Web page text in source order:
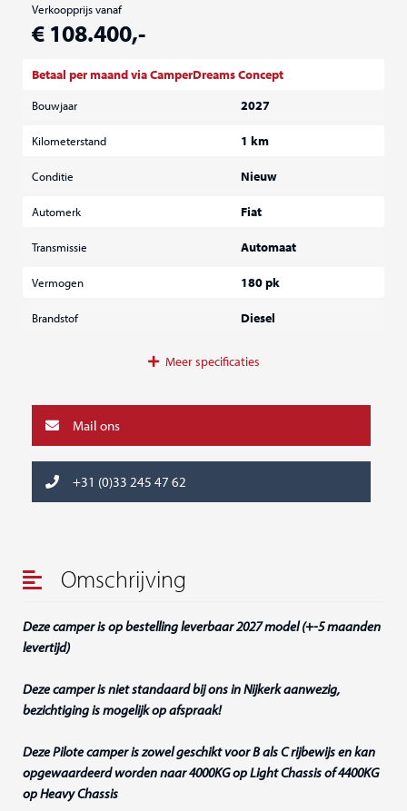
Verkoopprijs vanaf
€ 108.400,-
Betaal per maand via CamperDreams Concept
Bouwjaar 2027
Kilometerstand 1 km
Conditie Nieuw
Automerk Fiat
Transmissie Automaat
Vermogen 180 pk
Brandstof Diesel
Meerspecificaties
Mail ons
+31 (0)33 245 47 62
Omschrijving
Deze camper is op bestelling leverbaar 2027 model (+-5 maanden
levertijd)
Deze camper is niet standaard bij ons in Nijkerk aanwezig,
bezichtiging is mogelijk op afspraak!
Deze Pilote camper is zowel geschikt voor B als C rijbewijs en kan
opgewaardeerd worden naar 4000KG op Light Chassis of 4400KG
op Heavy Chassis